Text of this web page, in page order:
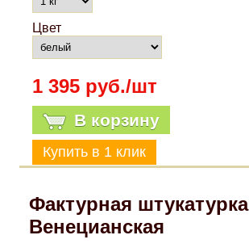
Цвет
1 395 руб./шт
В корзину
Фактурная штукатурка
Венецианская